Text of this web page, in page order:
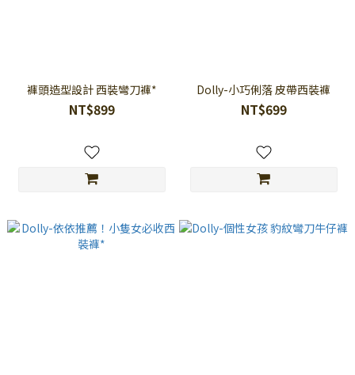
褲頭造型設計 西裝彎刀褲*
NT$899
Dolly-小巧俐落 皮帶西裝褲
NT$699